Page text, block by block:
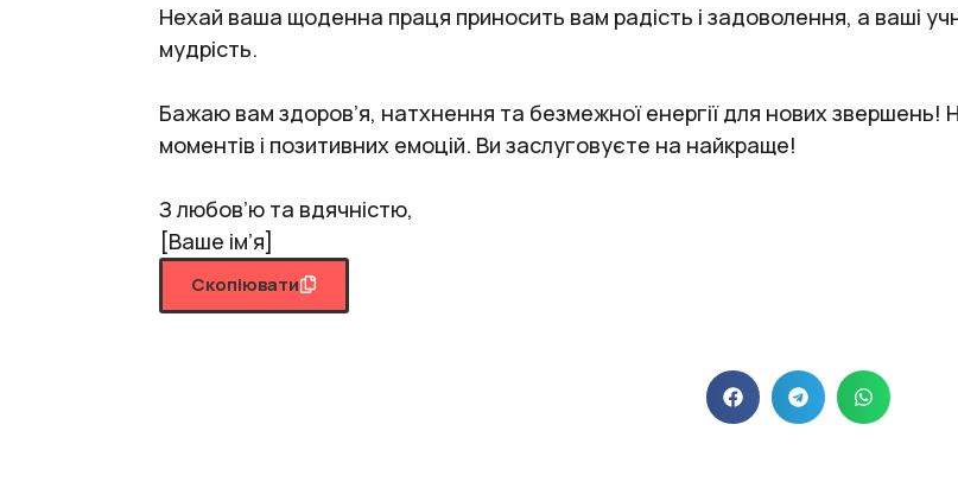
Нехай ваша щоденна праця приносить вам радість і задоволення, а ваші
мудрість.
Бажаю вам здоров’я, натхнення та безмежної енергії для нових
моментів і позитивних емоцій. Ви заслуговуєте на найкраще!
З любов’ю та вдячністю,
[Ваше ім’я]
Скопіювати